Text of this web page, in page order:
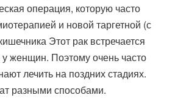
операция, которую часто
и новой таргетной (с
Этот рак встречается
у женщин. Поэтому очень часто
лечить на поздних стадиях.
разными способами.